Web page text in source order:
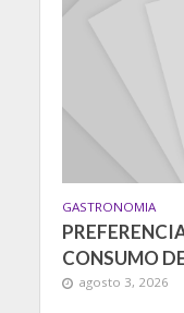
GASTRONOMIA
CONSUMO
agosto 3, 2026